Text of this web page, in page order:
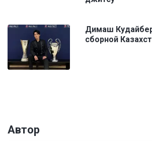
Димаш
сборной
Автор